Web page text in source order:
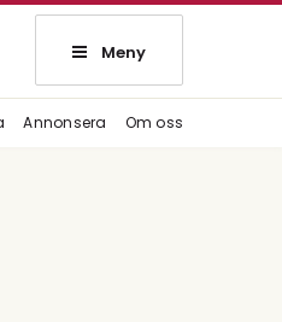
Meny
Annonsera Om oss